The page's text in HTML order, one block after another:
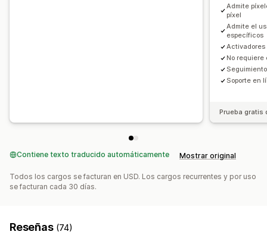
Notificaciones
Admite
píxel
Admite el
específicos
Activadores
No
Soporte en
Prueba gratis
Contiene texto traducido automáticamente Mostrar original
Todos los cargos se facturan en USD. Los cargos recurrentes y por uso
se facturan cada 30 días.
Reseñas (74)